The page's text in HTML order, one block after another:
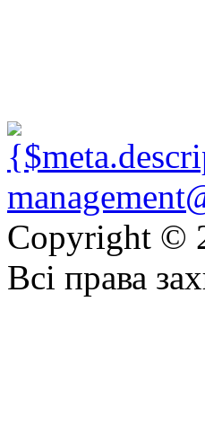
Copyright ©
Всі права